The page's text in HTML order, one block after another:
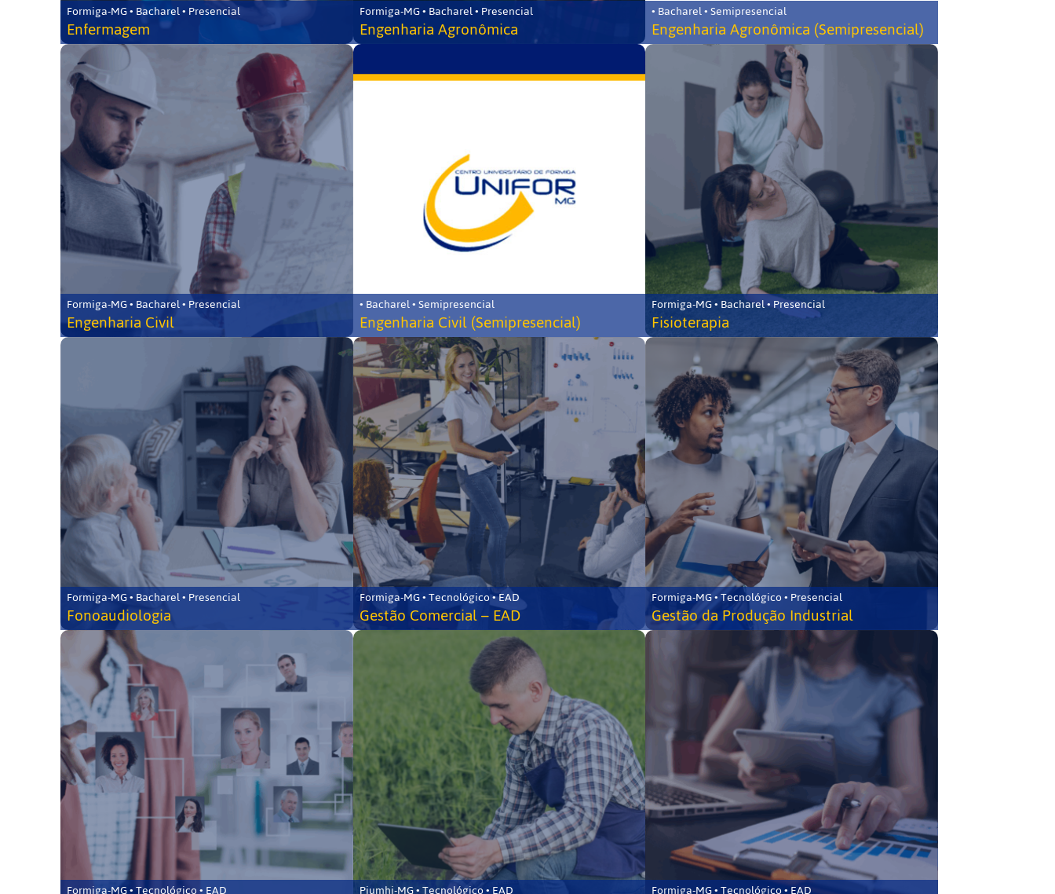
Formiga-MG • Bacharel • Presencial
Enfermagem
Formiga-MG • Bacharel • Presencial
Engenharia Agronômica
• Bacharel • Semipresencial
Engenharia Agronômica (Semipresencial)
Formiga-MG • Bacharel • Presencial
Engenharia Civil
• Bacharel • Semipresencial
Engenharia Civil (Semipresencial)
Formiga-MG • Bacharel • Presencial
Fisioterapia
Formiga-MG • Bacharel • Presencial
Fonoaudiologia
Formiga-MG • Tecnológico • EAD
Gestão Comercial – EAD
Formiga-MG • Tecnológico • Presencial
Gestão da Produção Industrial